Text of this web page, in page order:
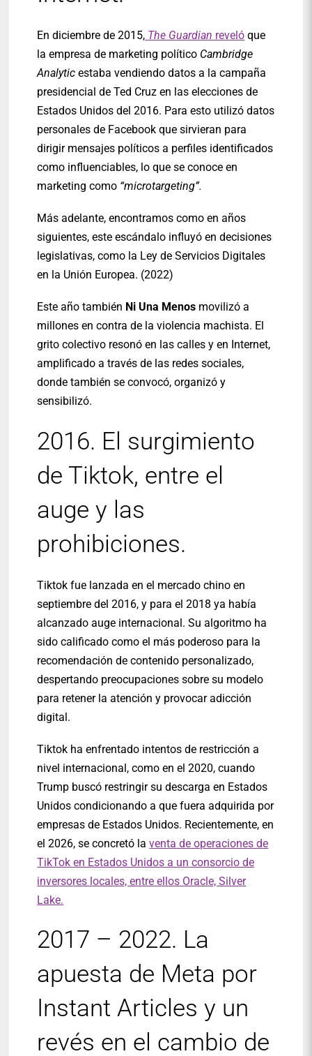
En diciembre de 2015, The Guardian reveló que
la empresa de marketing político Cambridge
Analytic estaba vendiendo datos a la campaña
presidencial de Ted Cruz en las elecciones de
Estados Unidos del 2016. Para esto utilizó datos
personales de Facebook que sirvieran para
dirigir mensajes políticos a perfiles identificados
como influenciables, lo que se conoce en
marketing como “microtargeting”.
Más adelante, encontramos como en años
siguientes, este escándalo influyó en decisiones
legislativas, como la Ley de Servicios Digitales
en la Unión Europea. (2022)
Este año también Ni Una Menos movilizó a
millones en contra de la violencia machista. El
grito colectivo resonó en las calles y en Internet,
amplificado a través de las redes sociales,
donde también se convocó, organizó y
sensibilizó.
2016. El surgimiento
de Tiktok, entre el
auge y las
prohibiciones.
Tiktok fue lanzada en el mercado chino en
septiembre del 2016, y para el 2018 ya había
alcanzado auge internacional. Su algoritmo ha
sido calificado como el más poderoso para la
recomendación de contenido personalizado,
despertando preocupaciones sobre su modelo
para retener la atención y provocar adicción
digital.
Tiktok ha enfrentado intentos de restricción a
nivel internacional, como en el 2020, cuando
Trump buscó restringir su descarga en Estados
Unidos condicionando a que fuera adquirida por
empresas de Estados Unidos. Recientemente, en
el 2026, se concretó laventa de operaciones de
TikTok en Estados Unidos a un consorcio de
inversores locales, entre ellos Oracle, Silver
Lake.
2017 – 2022. La
apuesta de Meta por
Instant Articles y un
revés en el cambio de